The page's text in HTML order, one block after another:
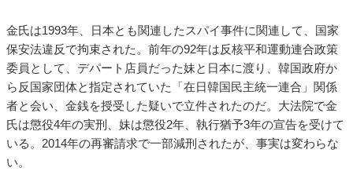
金氏は1993年、日本とも関連したスパイ事件に関連して、国家
保安法違反で拘束された。前年の92年は反核平和運動連合政策
委員として、デパート店員だった妹と日本に渡り、韓国政府か
ら反国家団体と指定されていた「在日韓国民主統一連合」関係
者と会い、金銭を授受した疑いで立件されたのだ。大法院で金
氏は懲役4年の実刑、妹は懲役2年、執行猶予3年の宣告を受けて
いる。2014年の再審請求で一部減刑されたが、事実は変わらな
い。